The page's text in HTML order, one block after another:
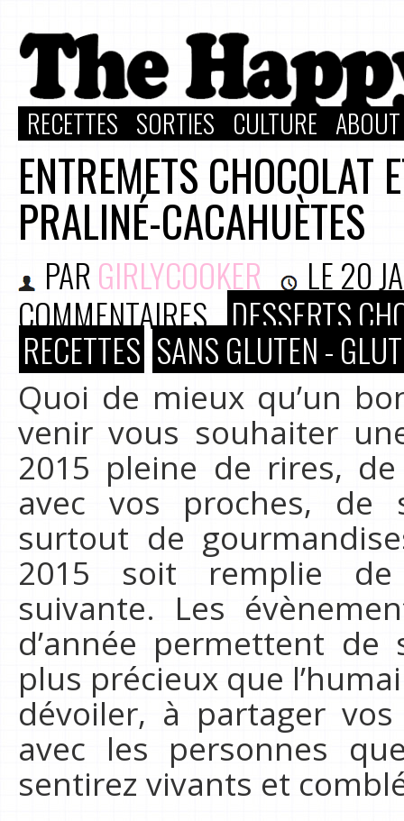
RECETTES SORTIES CULTURE
ENTREMETS CHOCOLAT
PRALINÉ-CACAHUÈTES
PAR GIRLYCOOKER LE20
COMMENTAIRES DESSERTS
RECETTES SANS GLUTEN -
Quoi de mieux qu’un
venir vous souhaiter
2015 pleine de rires,
avec vos proches, de
surtout de
2015 soit remplie de
suivante. Les
d’année permettent
plus précieux que
dévoiler, à partager
avec les personnes
sentirez vivants et